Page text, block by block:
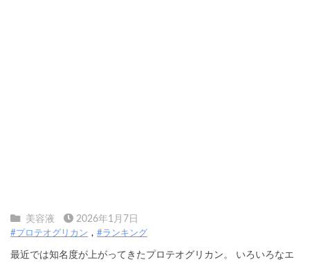
美容液 2026年1月7日
#プロテオグリカン #ランキング
最近では知名度が上がってきたプロテオグリカン。 いろいろなエ